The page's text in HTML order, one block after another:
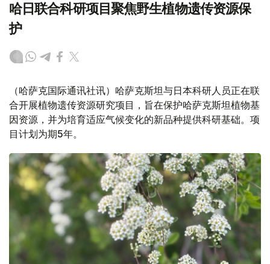
哈日联合科研项目聚焦野生植物遗传资源保
护
（哈萨克国际通讯社讯）哈萨克斯坦与日本科研人员正在联
合开展植物遗传资源研究项目，旨在保护哈萨克斯坦植物基
因资源，并为培育适应气候变化的新品种提供科研基础。项
目计划为期5年。